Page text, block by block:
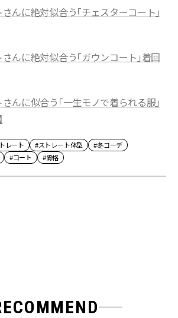
んに絶対似合う「チェスターコート」
んに絶対似合う「ガウンコート」着回
んに似合う「一生モノで着られる服」
レート #ストレート体型
#冬コーデ
#コート #骨格